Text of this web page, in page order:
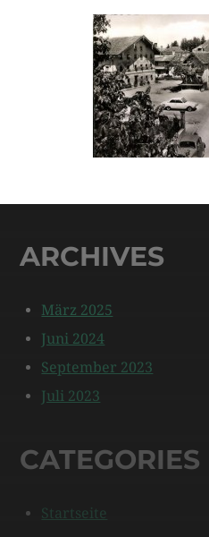
ARCHIVES
März 2025
Juni 2024
September 2023
Juli 2023
CATEGORIES
Startseite